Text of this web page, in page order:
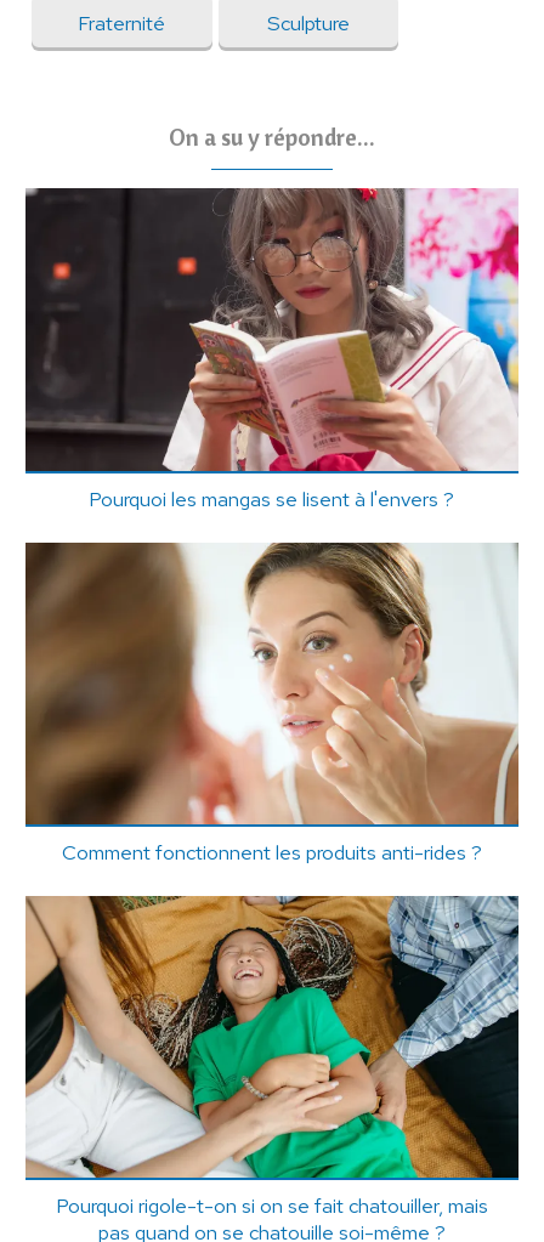
Fraternité Sculpture
On a su y répondre...
Pourquoi les mangas se lisent à l'envers ?
Comment fonctionnent les produits anti-rides ?
Pourquoi rigole-t-on si on se fait chatouiller, mais
pas quand on se chatouille soi-même ?